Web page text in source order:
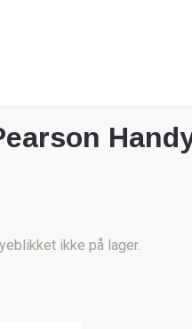
ikke på lager.